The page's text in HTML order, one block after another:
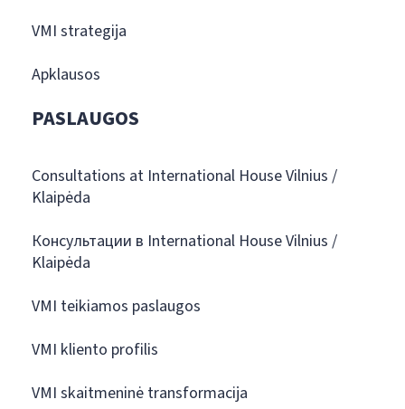
VMI strategija
Apklausos
PASLAUGOS
Consultations at International House Vilnius /
Klaipėda
Консультации в International House Vilnius /
Klaipėda
VMI teikiamos paslaugos
VMI kliento profilis
VMI skaitmeninė transformacija